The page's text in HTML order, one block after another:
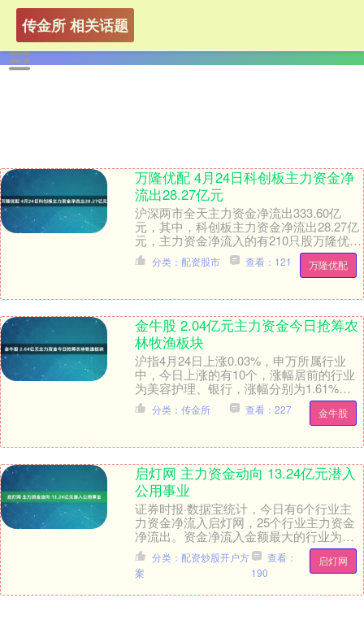
传金所 相关话题
万隆优配 4月24日科创板主力资金净
流出28.27亿元
沪深两市全天主力资金净流出333.60亿
元，其中，科创板主力资金净流出28.27亿
元，主力资金净流入的有210只股万隆优
配，主力资金净流出的有372只股。 证
券....
万隆优配
分类：配资股市 查看：121
金牛股 2.04亿元主力资金今日抢筹农
林牧渔板块
沪指4月24日上涨0.03%，申万所属行业
中，今日上涨的有10个，涨幅居前的行业
为美容护理、银行，涨幅分别为1.61%、
1.16%。农林牧渔行业今日上涨0.53....
金牛股
分类：传金所 查看：227
启灯网 主力资金动向 13.24亿元潜入
公用事业
证券时报·数据宝统计，今日有6个行业主
力资金净流入启灯网，25个行业主力资金
净流出。资金净流入金额最大的行业为公
用事业，涨跌幅1.08%，整体换手率
1.22%，....
启灯网
分类：配资炒股开户方
案
查看：
190